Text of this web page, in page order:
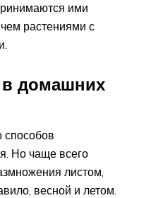
ими
растениями с
домашних
способов
Но чаще всего
листом,
весной и летом.